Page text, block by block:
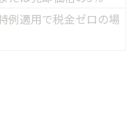
例適用で税金ゼロの場